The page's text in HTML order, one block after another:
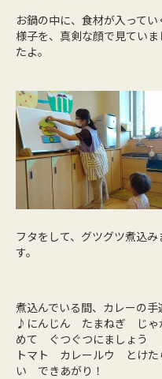
お鍋の中に、食材が入ってい
様子を、真剣な顔で見ていま
たよ。
フタをして、グツグツ煮込み
す。
煮込んでいる間、カレーの手
♪にんじん たまねぎ じ
めて ぐつぐつにましょう
トマト カレールウ とけ
い できあがり！